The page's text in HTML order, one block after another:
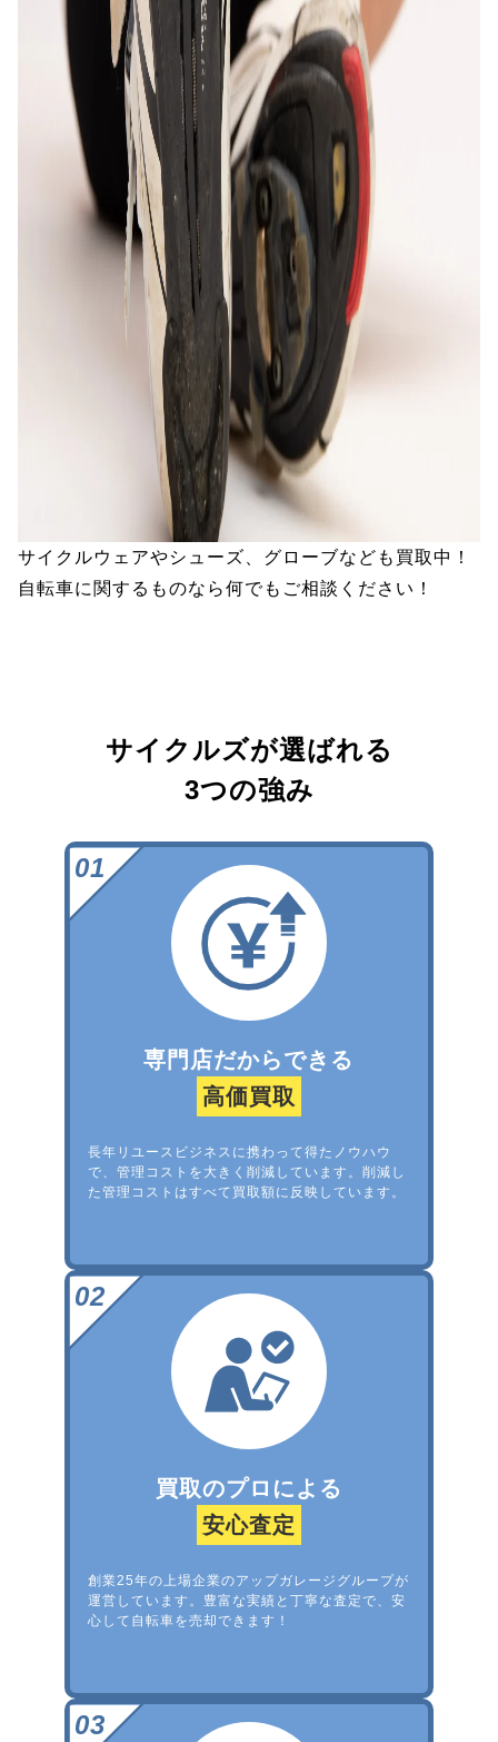
サイクルウェアやシューズ、グローブなども買取中！
自転車に関するものなら何でもご相談ください！
サイクルズが選ばれる
3つの強み
専門店だからできる
高価買取
長年リユースビジネスに携わって得たノウハウ
で、管理コストを大きく削減しています。削減し
た管理コストはすべて買取額に反映しています。
買取のプロによる
安心査定
創業25年の上場企業のアップガレージグループが
運営しています。豊富な実績と丁寧な査定で、安
心して自転車を売却できます！